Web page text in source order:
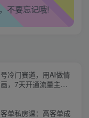
畅了！
酸了！
松了！
不要忘记哦!
冷门赛道，用AI做情
，7天开通流量主，
单私房课：高客单成